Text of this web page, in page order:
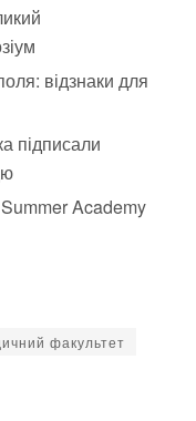
відзнаки для
підписали
Academy
факультет